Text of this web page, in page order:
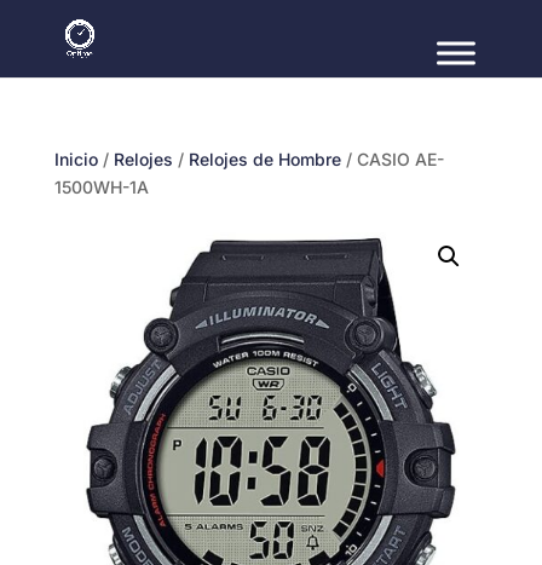
Inicio/ Relojes / Relojes de Hombre/ CASIO AE-
1500WH-1A